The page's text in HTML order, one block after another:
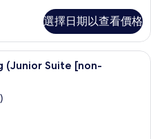
選擇日期以查看價格
羽絨被、舒適加層、迷你吧、客房內保
(Junior Suite [non-